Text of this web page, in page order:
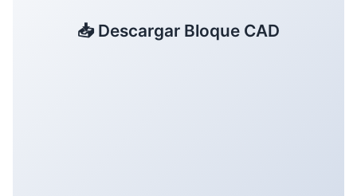
📥 Descargar Bloque CAD